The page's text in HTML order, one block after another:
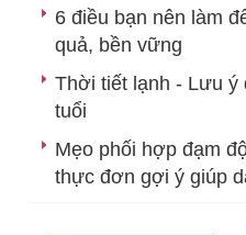
6 điều bạn nên làm
quả, bền vững
Thời tiết lạnh - Lưu
tuổi
Mẹo phối hợp đạm
thực đơn gợi ý giúp